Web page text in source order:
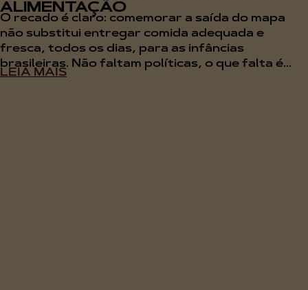
ALIMENTAÇÃO
O recado é claro: comemorar a saída do mapa
não substitui entregar comida adequada e
fresca, todos os dias, para as infâncias
brasileiras. Não faltam políticas, o que falta é...
LEIA MAIS